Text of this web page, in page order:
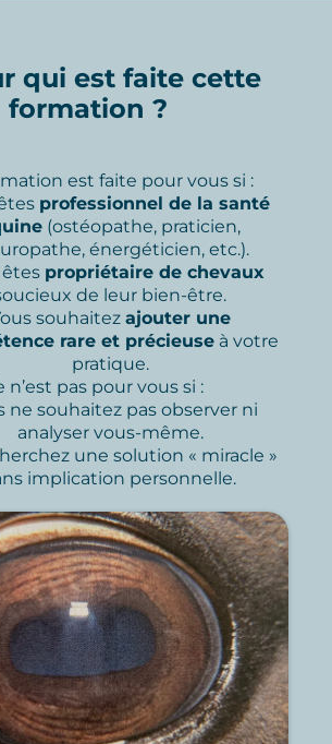
qui est faite cette
formation ?
est faite pour vous si :
professionnel de la santé
(ostéopathe, praticien,
énergéticien, etc.).
êtes propriétaire de chevaux
de leur bien-être.
souhaitez ajouter une
rare et précieuse à votre
pratique.
n’est pas pour vous si :
ne souhaitez pas observer ni
analyser vous-même.
une solution « miracle »
implication personnelle.